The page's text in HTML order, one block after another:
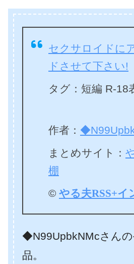
セクサロイドに
ドさせて下さい!
タグ：短編 R-18
作者：
まとめサイト：
棚
© やる夫RSS+イ
◆N99UpbkNMcさん
品。